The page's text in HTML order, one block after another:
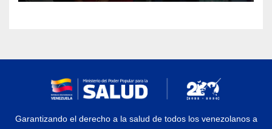
Garantizando el derecho a la salud de todos los venezolanos a